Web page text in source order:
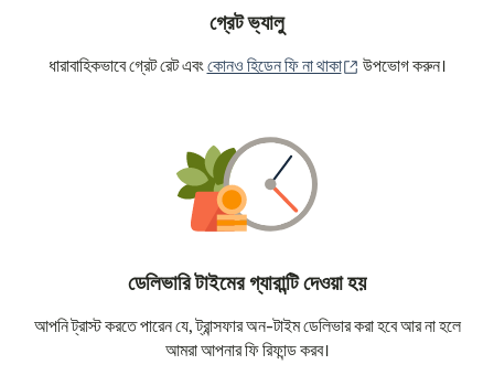
গ্রেট ভ্যালু
ধারাবাহিকভাবে গ্রেট রেট এবংকোনও হিডেন ফি না থাকা (নতুন উইন্ডোতে খুলবে)
উপভোগ করুন।
ডেলিভারি টাইমের গ্যারান্টি দেওয়া হয়
আপনি ট্রাস্ট করতে পারেন যে, ট্রান্সফার অন-টাইম ডেলিভার করা হবে আর না হলে
আমরা আপনার ফি রিফান্ড করব।